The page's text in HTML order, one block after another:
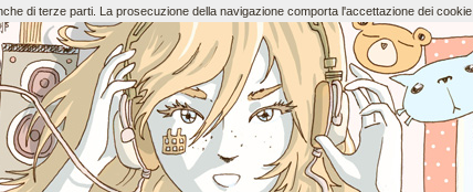
di terze parti. La prosecuzione della navigazione comporta l'accettazione dei cookie.